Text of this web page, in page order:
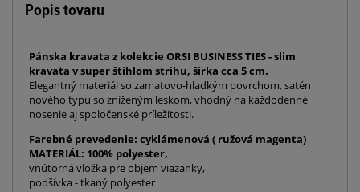
Popis tovaru
Pánska kravata z kolekcie ORSI BUSINESS TIES - slim
kravata v super štíhlom strihu, šírka cca 5 cm.
Elegantný materiál so zamatovo-hladkým povrchom, satén
nového typu so zníženým leskom, vhodný na každodenné
nosenie aj spoločenské príležitosti.
Farebné prevedenie: cyklámenová ( ružová magenta)
MATERIÁL: 100% polyester,
vnútorná vložka pre objem viazanky,
podšívka - tkaný polyester